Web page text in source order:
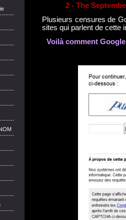
2 - The
Plusieurs censures de
sites qui parlent de cette
Voilà comment